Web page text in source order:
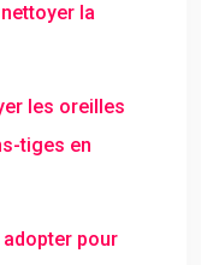
la
les oreilles
tiges en
pour